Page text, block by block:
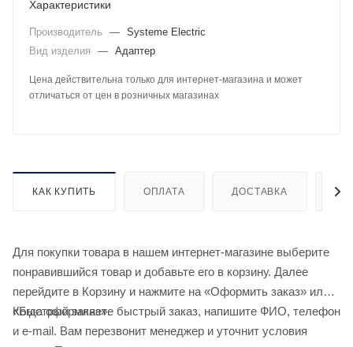
Характеристики
Производитель — Systeme Electric
Вид изделия
— Адаптер
Цена действительна только для интернет-магазина и может
отличаться от цен в розничных магазинах
КАК КУПИТЬ ОПЛАТА ДОСТАВКА
Для покупки товара в нашем интернет-магазине выберите
понравившийся товар и добавьте его в корзину. Далее
перейдите в Корзину и нажмите на «Оформить заказ» или
«Быстрый заказ».
Когда оформляете быстрый заказ, напишите ФИО, телефон
и e-mail. Вам перезвонит менеджер и уточнит условия